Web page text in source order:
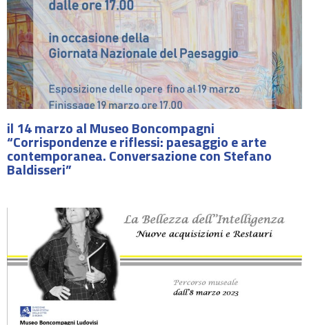
il 14 marzo al Museo Boncompagni
“Corrispondenze e riflessi: paesaggio e arte
contemporanea. Conversazione con Stefano
Baldisseri”